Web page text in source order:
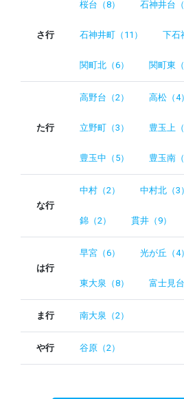
さ行
桜台（8） 石神井台（
石神井町（11） 下石
関町北（6） 関町東（
た行
高野台（2） 高松（4）
立野町（3） 豊玉上（
豊玉中（5） 豊玉南（
な行
中村（2） 中村北（3）
錦（2） 貫井（9）
は行
早宮（6） 光が丘（4）
東大泉（8） 富士見台
ま行 南大泉（2）
や行 谷原（2）